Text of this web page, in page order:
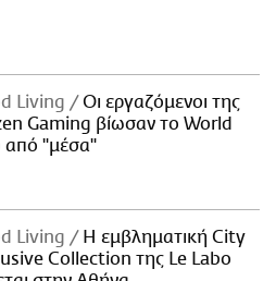
Living
Οι εργαζόμενοι της
Gaming βίωσαν το World
από "μέσα"
Living
Η εμβληματική City
Collection της Le Labo